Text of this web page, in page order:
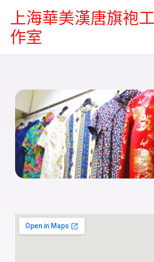
上海華美漢唐旗袍工
作室